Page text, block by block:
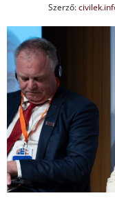
Szerző: